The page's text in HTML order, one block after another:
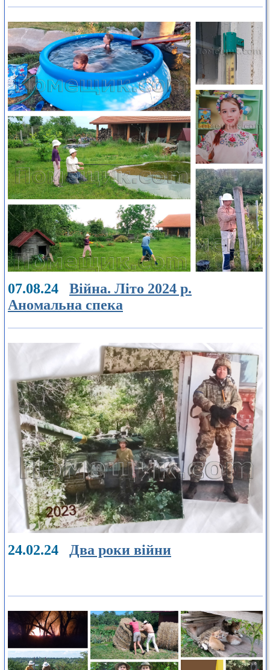
07.08.24 Війна. Літо 2024 р.
Аномальна спека
24.02.24 Два роки війни